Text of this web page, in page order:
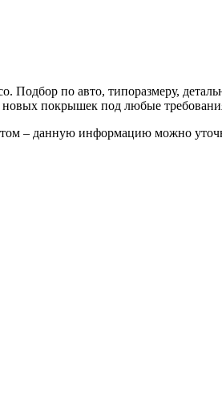
по авто, типоразмеру,
новых покрышек под любые
– данную информацию можно